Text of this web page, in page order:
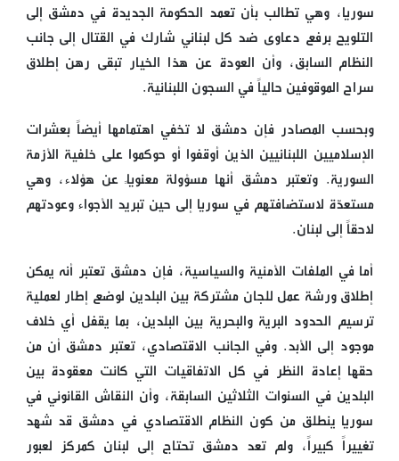
سوريا، وهي تطالب بأن تعمد الحكومة الجديدة في دمشق إلى
التلويح برفع دعاوى ضد كل لبناني شارك في القتال إلى جانب
النظام السابق، وأن العودة عن هذا الخيار تبقى رهن إطلاق
سراح الموقوفين حالياً في السجون اللبنانية.
وبحسب المصادر فإن دمشق لا تخفي اهتمامها أيضاً بعشرات
الإسلاميين اللبنانيين الذين أوقفوا أو حوكموا على خلفية الأزمة
السورية. وتعتبر دمشق أنها مسؤولة معنوياً عن هؤلاء، وهي
مستعدّة لاستضافتهم في سوريا إلى حين تبريد الأجواء وعودتهم
لاحقاً إلى لبنان.
أما في الملفات الأمنية والسياسية، فإن دمشق تعتبر أنه يمكن
إطلاق ورشة عمل للجان مشتركة بين البلدين لوضع إطار لعملية
ترسيم الحدود البرية والبحرية بين البلدين، بما يقفل أي خلاف
موجود إلى الأبد. وفي الجانب الاقتصادي، تعتبر دمشق أن من
حقها إعادة النظر في كل الاتفاقيات التي كانت معقودة بين
البلدين في السنوات الثلاثين السابقة، وأن النقاش القانوني في
سوريا ينطلق من كون النظام الاقتصادي في دمشق قد شهد
تغييراً كبيراً، ولم تعد دمشق تحتاج إلى لبنان كمركز لعبور